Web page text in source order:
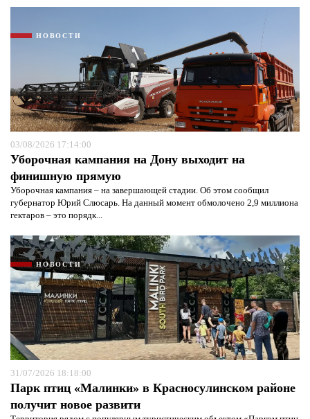
НОВОСТИ
03/08/2026 17:14:00
Уборочная кампания на Дону выходит на
финишную прямую
Уборочная кампания – на завершающей стадии. Об этом сообщил
губернатор Юрий Слюсарь. На данный момент обмолочено 2,9 миллиона
гектаров – это порядк...
НОВОСТИ
31/07/2026 18:18:00
Парк птиц «Малинки» в Красносулинском районе
получит новое развити